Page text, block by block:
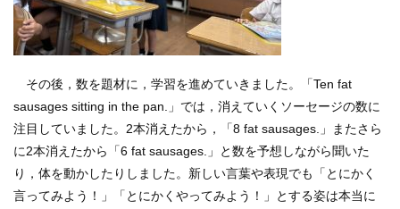
その後，数を題材に，学習を進めていきました。「Ten fat
sausages sitting in the pan.」では，消えていくソーセージの数に
注目していました。2本消えたから，「8 fat sausages.」またさら
に2本消えたから「6 fat sausages.」と数を予想しながら聞いた
り，体を動かしたりしました。新しい言葉や表現でも「とにかく
言ってみよう！」「とにかくやってみよう！」とする姿は本当に